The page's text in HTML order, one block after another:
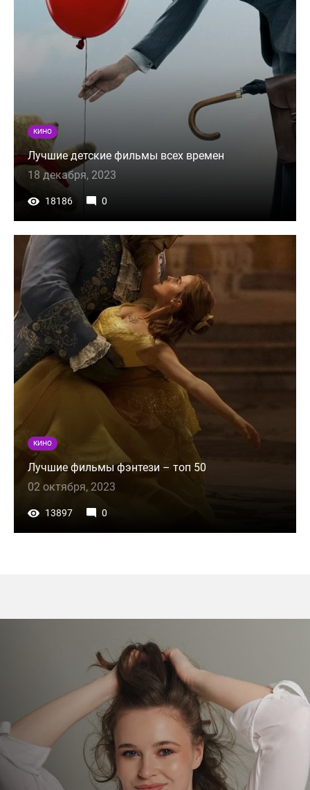
КИНО
Лучшие детские фильмы всех времен
18 декабря, 2023
18186 0
КИНО
Лучшие фильмы фэнтези – топ 50
02 октября, 2023
13897 0